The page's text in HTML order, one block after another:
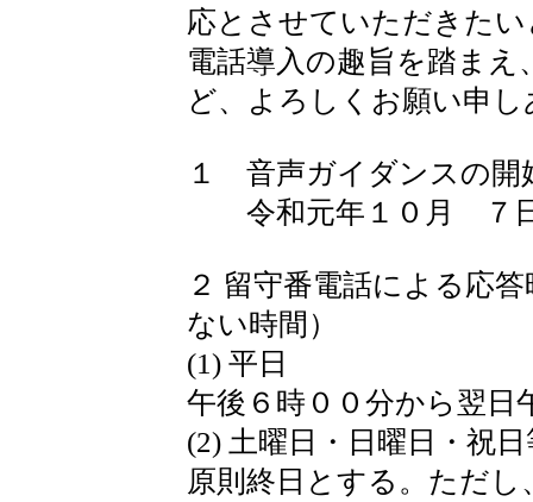
応とさせていただきた
電話導入の趣旨を踏ま
ど、よろしくお願い申
１ 音声ガイダンスの開
令和元年１０月 ７日
２ 留守番電話による応
ない時間）
(1) 平日
午後６時００分から翌日
(2) 土曜日・日曜日・祝日
原則終日とする。ただ